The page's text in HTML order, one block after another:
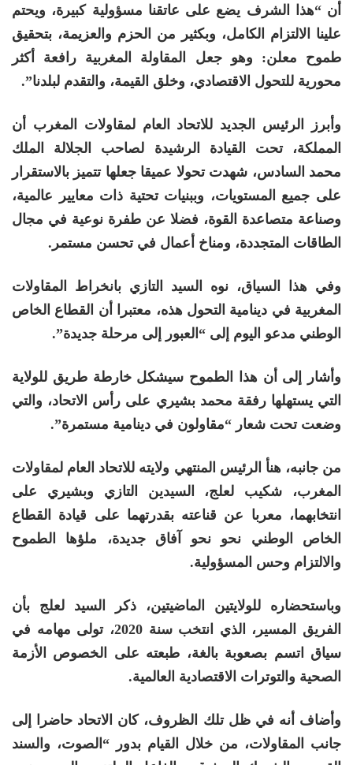
أن “هذا الشرف يضع على عاتقنا مسؤولية كبيرة، ويحتم
علينا الالتزام الكامل، وبكثير من الحزم والعزيمة، بتحقيق
طموح معلن: وهو جعل المقاولة المغربية رافعة أكثر
محورية للتحول الاقتصادي، وخلق القيمة، والتقدم لبلدنا”.
وأبرز الرئيس الجديد للاتحاد العام لمقاولات المغرب أن
المملكة، تحت القيادة الرشيدة لصاحب الجلالة الملك
محمد السادس، شهدت تحولا عميقا جعلها تتميز بالاستقرار
على جميع المستويات، وببنيات تحتية ذات معايير عالمية،
وصناعة متصاعدة القوة، فضلا عن طفرة نوعية في مجال
الطاقات المتجددة، ومناخ أعمال في تحسن مستمر.
وفي هذا السياق، نوه السيد التازي بانخراط المقاولات
المغربية في دينامية التحول هذه، معتبرا أن القطاع الخاص
الوطني مدعو اليوم إلى “العبور إلى مرحلة جديدة”.
وأشار إلى أن هذا الطموح سيشكل خارطة طريق للولاية
التي يستهلها رفقة محمد بشيري على رأس الاتحاد، والتي
وضعت تحت شعار “مقاولون في دينامية مستمرة”.
من جانبه، هنأ الرئيس المنتهي ولايته للاتحاد العام لمقاولات
المغرب، شكيب لعلج، السيدين التازي وبشيري على
انتخابهما، معربا عن قناعته بقدرتهما على قيادة القطاع
الخاص الوطني نحو نحو آفاق جديدة، ملؤها الطموح
والالتزام وحس المسؤولية.
وباستحضاره للولايتين الماضيتين، ذكر السيد لعلج بأن
الفريق المسير، الذي انتخب سنة 2020، تولى مهامه في
سياق اتسم بصعوبة بالغة، طبعته على الخصوص الأزمة
الصحية والتوترات الاقتصادية العالمية.
وأضاف أنه في ظل تلك الظروف، كان الاتحاد حاضرا إلى
جانب المقاولات، من خلال القيام بدور “الصوت، والسند